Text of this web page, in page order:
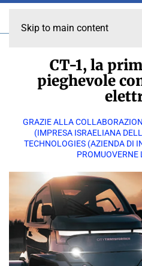
Skip to main content
CT-1, la
pieghevole
GRAZIE ALLA
(IMPRESA ISRAELIANA
TECHNOLOGIES (AZIENDA DI
PROMUOVERNE